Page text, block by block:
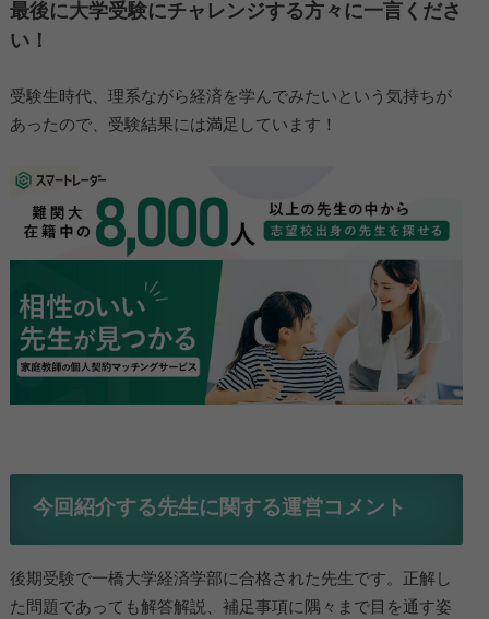
最後に大学受験にチャレンジする方々に一言くださ
い！
受験生時代、理系ながら経済を学んでみたいという気持ちが
あったので、受験結果には満足しています！
今回紹介する先生に関する運営コメント
後期受験で一橋大学経済学部に合格された先生です。正解し
た問題であっても解答解説、補足事項に隅々まで目を通す姿